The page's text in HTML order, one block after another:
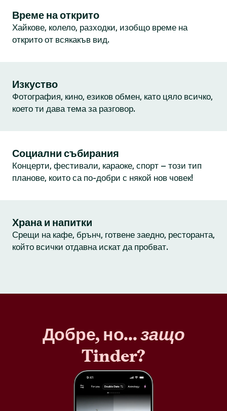
Време на открито
Хайкове, колело, разходки, изобщо време на
открито от всякакъв вид.
Изкуство
Фотография, кино, езиков обмен, като цяло всичко,
което ти дава тема за разговор.
Социални събирания
Концерти, фестивали, караоке, спорт – този тип
планове, които са по-добри с някой нов човек!
Храна и напитки
Срещи на кафе, брънч, готвене заедно, ресторанта,
който всички отдавна искат да пробват.
Добре, но...защо
Tinder?